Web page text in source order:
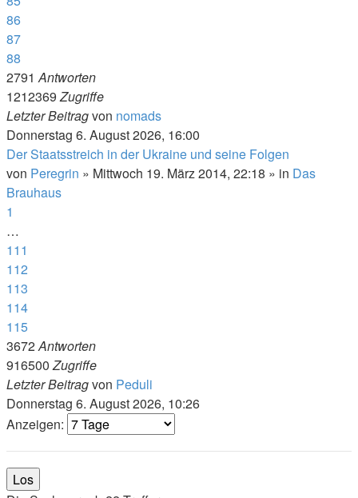
86
87
88
2791Antworten
1212369Zugriffe
Letzter Beitragvon nomads
Donnerstag 6. August 2026, 16:00
Der Staatsstreich in der Ukraine und seine Folgen
von Peregrin » Mittwoch 19. März 2014, 22:18 » in Das
Brauhaus
1
…
111
112
113
114
115
3672Antworten
916500Zugriffe
Letzter Beitragvon Peduli
Donnerstag 6. August 2026, 10:26
Anzeigen: